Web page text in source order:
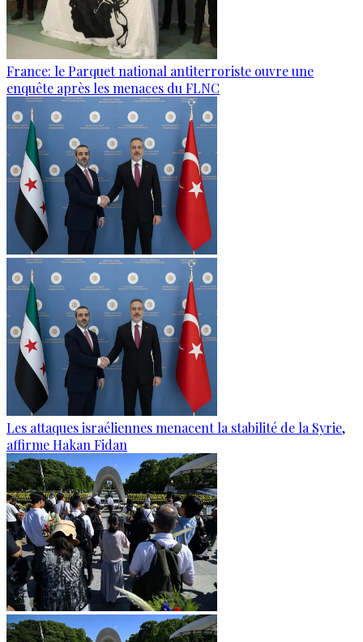
France: le Parquet national antiterroriste ouvre une
enquête après les menaces du FLNC
Les attaques israéliennes menacent la stabilité de la Syrie,
affirme Hakan Fidan